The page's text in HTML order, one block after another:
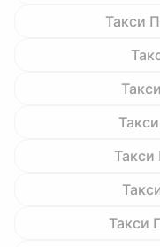
Такси
Такси
Такси